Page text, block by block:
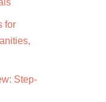
for
Step-